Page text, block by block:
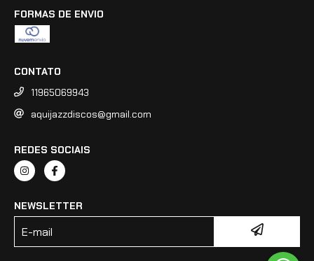
FORMAS DE ENVIO
CONTATO
11965069943
aquijazzdiscos@gmail.com
REDES SOCIAIS
NEWSLETTER